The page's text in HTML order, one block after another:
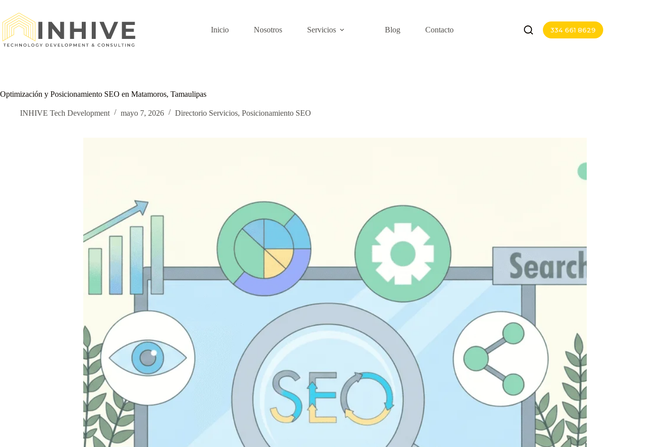
contenido
Inicio
Nosotros Servicios Blog Contacto 334 661 8629
Optimización y Posicionamiento SEO en Matamoros, Tamaulipas
INHIVE Tech Development mayo 7, 2026 Directorio Servicios, Posicionamiento SEO